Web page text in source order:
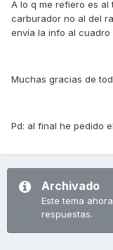
A lo q me refiero es al
carburador no al del
envía la info al cuadro
Muchas gracias de
Pd: al final he pedido
Archivado
Este tema
respuestas.